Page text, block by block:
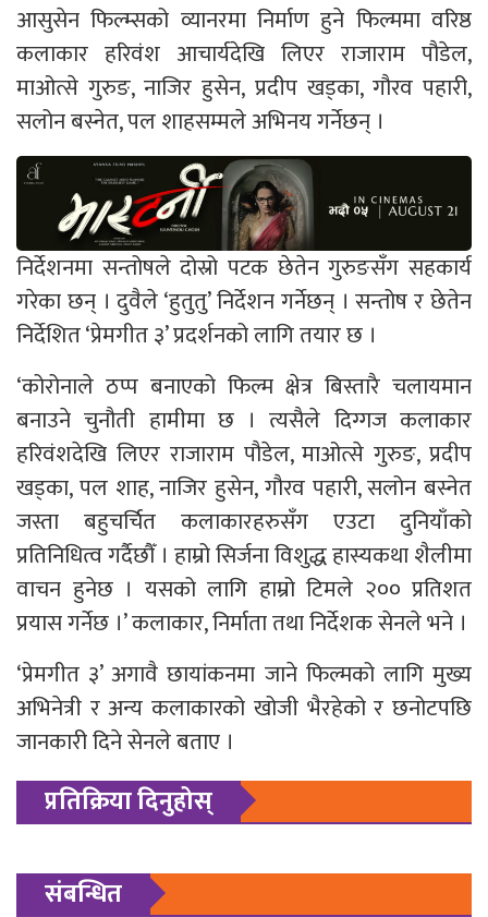
आसुसेन फिल्म्सको व्यानरमा निर्माण हुने फिल्ममा वरिष्ठ
कलाकार हरिवंश आचार्यदेखि लिएर राजाराम पौडेल,
माओत्से गुरुङ, नाजिर हुसेन, प्रदीप खड्का, गौरव पहारी,
सलोन बस्नेत, पल शाहसम्मले अभिनय गर्नेछन् ।
निर्देशनमा सन्तोषले दोस्रो पटक छेतेन गुरुङसँग सहकार्य
गरेका छन् । दुवैले ‘हुतुतु’ निर्देशन गर्नेछन् । सन्तोष र छेतेन
निर्देशित ‘प्रेमगीत ३’ प्रदर्शनको लागि तयार छ ।
‘कोरोनाले ठप्प बनाएको फिल्म क्षेत्र बिस्तारै चलायमान
बनाउने चुनौती हामीमा छ । त्यसैले दिग्गज कलाकार
हरिवंशदेखि लिएर राजाराम पौडेल, माओत्से गुरुङ, प्रदीप
खड्का, पल शाह, नाजिर हुसेन, गौरव पहारी, सलोन बस्नेत
जस्ता बहुचर्चित कलाकारहरुसँग एउटा दुनियाँको
प्रतिनिधित्व गर्दैछौँ । हाम्रो सिर्जना विशुद्ध हास्यकथा शैलीमा
वाचन हुनेछ । यसको लागि हाम्रो टिमले २०० प्रतिशत
प्रयास गर्नेछ ।’ कलाकार, निर्माता तथा निर्देशक सेनले भने ।
‘प्रेमगीत ३’ अगावै छायांकनमा जाने फिल्मको लागि मुख्य
अभिनेत्री र अन्य कलाकारको खोजी भैरहेको र छनोटपछि
जानकारी दिने सेनले बताए ।
प्रतिक्रिया दिनुहोस्
संबन्धित